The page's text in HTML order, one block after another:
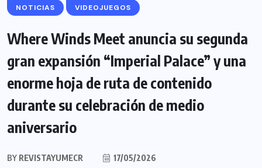
NOTICIAS VIDEOJUEGOS
Where Winds Meet anuncia su segunda
gran expansión “Imperial Palace” y una
enorme hoja de ruta de contenido
durante su celebración de medio
aniversario
BY REVISTAYUMECR
17/05/2026